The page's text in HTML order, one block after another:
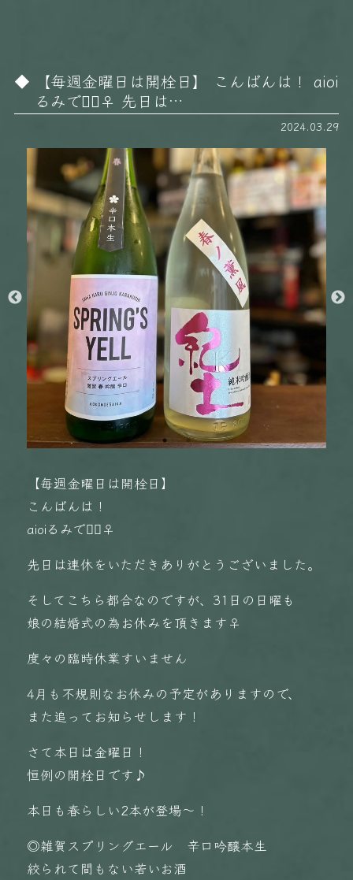
【毎週金曜日は開栓日】 こんばんは！ aioi
るみです🏻‍♀️ 先日は…
2024.03.29
【毎週金曜日は開栓日】
こんばんは！
aioiるみです🏻‍♀️
先日は連休をいただきありがとうございました。
そしてこちら都合なのですが、31日の日曜も
娘の結婚式の為お休みを頂きます‍♀️
度々の臨時休業すいません
4月も不規則なお休みの予定がありますので、
また追ってお知らせします！
さて本日は金曜日！
恒例の開栓日です♪
本日も春らしい2本が登場〜！
◎雑賀スプリングエール 辛口吟醸本生
絞られて間もない若いお酒